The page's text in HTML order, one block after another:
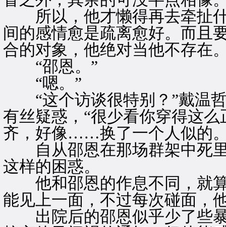
所以，他才懒得再去牵扯什
间的感情愈是疏离愈好。而且
合的对象，他绝对当他不存在
“邵恩。”
“嗯。”
“这个访谈很特别？”戴温哲
有丝疑惑，“很少看你穿得这
齐，好像……换了一个人似的
自从邵恩在那场群架中死里
这样的困惑。
他和邵恩的作息不同，就算
能见上一面，不过每次碰面，
出院后的邵恩似乎少了些暴